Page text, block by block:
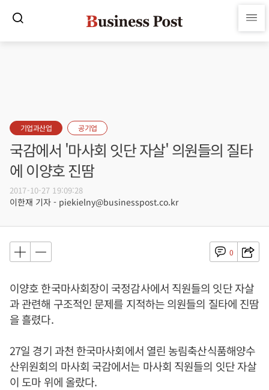
기업과산업 공기업
국감에서 '마사회 잇단 자살' 의원들의 질타
에 이양호 진땀
2017-10-27 19:09:28
이한재 기자 - piekielny@businesspost.co.kr
0
이양호 한국마사회장이 국정감사에서 직원들의 잇단 자살
과 관련해 구조적인 문제를 지적하는 의원들의 질타에 진땀
을 흘렸다.
27일 경기 과천 한국마사회에서 열린 농림축산식품해양수
산위원회의 마사회 국감에서는 마사회 직원들의 잇단 자살
이 도마 위에 올랐다.